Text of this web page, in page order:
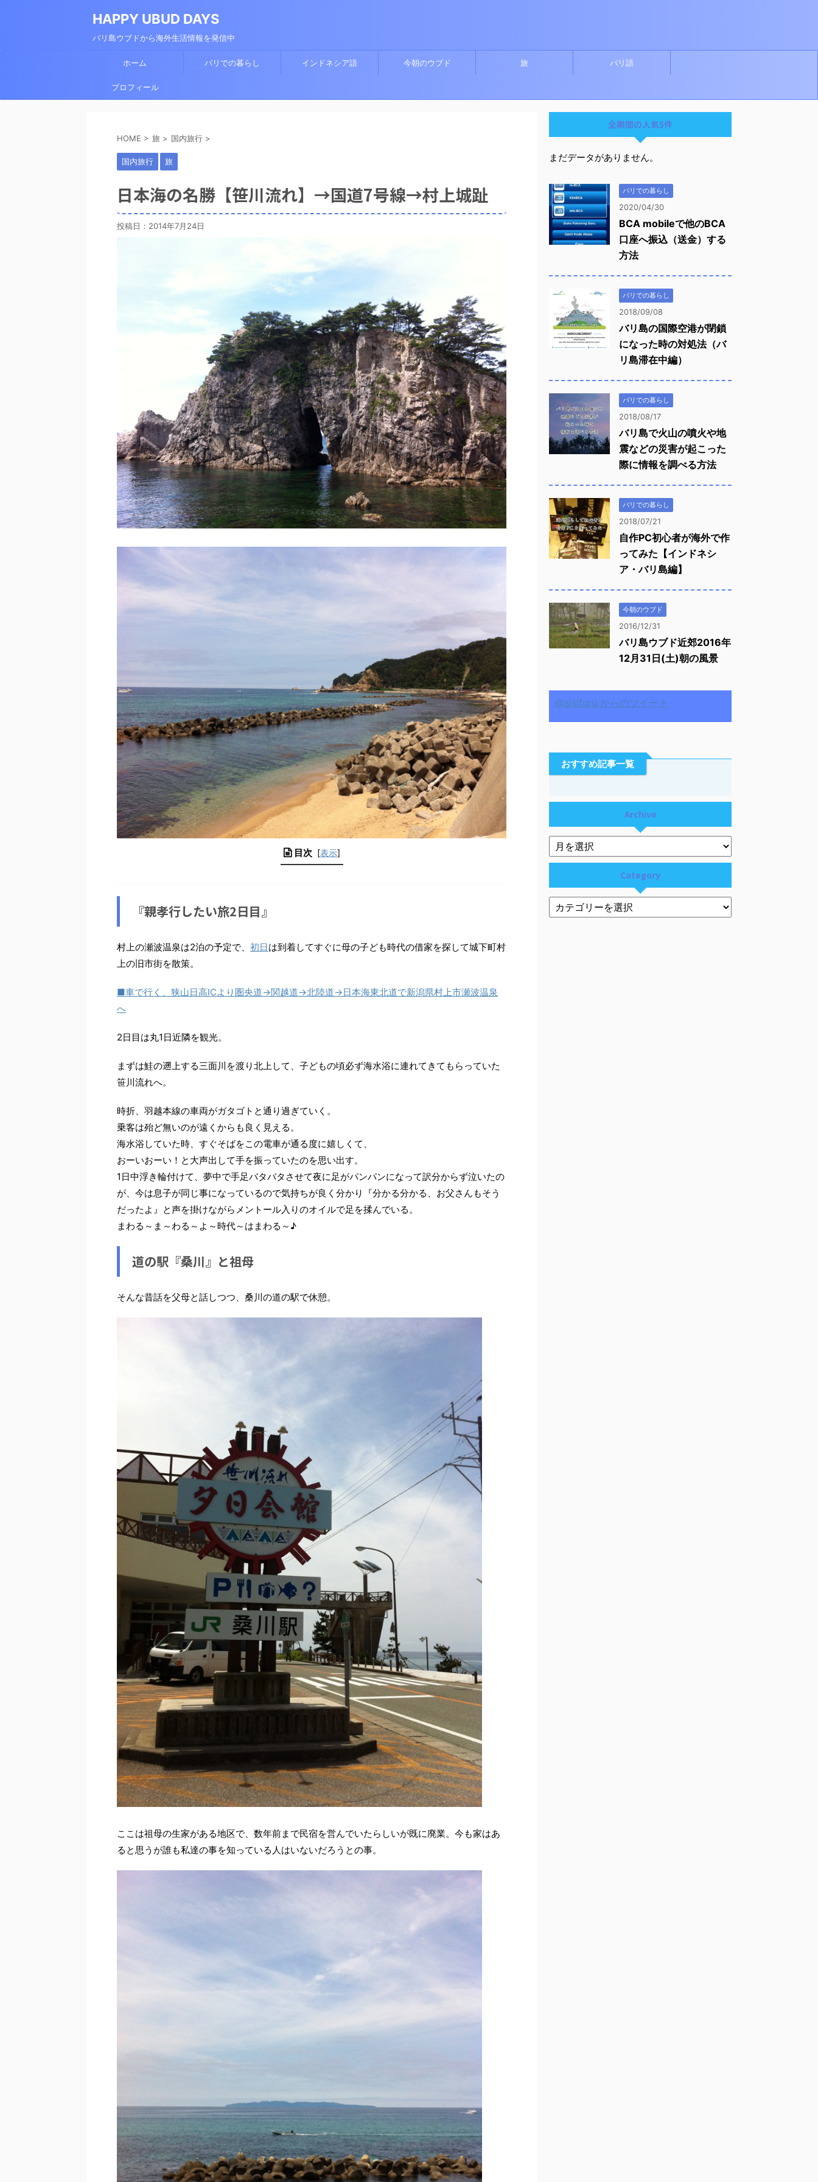
HAPPY UBUD DAYS
バリ島ウブドから海外生活情報を発信中
ホーム バリでの暮らし インドネシア語 今朝のウブド 旅 バリ語
プロフィール
HOME > 旅 > 国内旅行 >
国内旅行 旅
日本海の名勝【笹川流れ】→国道7号線→村上城趾
投稿日： 2014年7月24日
目次 [表示]
『親孝行したい旅2日目』
村上の瀬波温泉は2泊の予定で、 初日は到着してすぐに母の子ども時代の借家を探して城下町村
上の旧市街を散策。
■車で行く、狭山日高ICより圏央道→関越道→北陸道→日本海東北道で新潟県村上市瀬波温泉
へ
2日目は丸1日近隣を観光。
まずは鮭の遡上する三面川を渡り北上して、子どもの頃必ず海水浴に連れてきてもらっていた
笹川流れへ。
時折、羽越本線の車両がガタゴトと通り過ぎていく。
乗客は殆ど無いのが遠くからも良く見える。
海水浴していた時、すぐそばをこの電車が通る度に嬉しくて、
おーいおーい！と大声出して手を振っていたのを思い出す。
1日中浮き輪付けて、夢中で手足バタバタさせて夜に足がパンパンになって訳分からず泣いたの
が、今は息子が同じ事になっているので気持ちが良く分かり『分かる分かる、お父さんもそう
だったよ』と声を掛けながらメントール入りのオイルで足を揉んでいる。
まわる～ま～わる～よ～時代～はまわる～♪
道の駅『桑川』と祖母
そんな昔話を父母と話しつつ、桑川の道の駅で休憩。
ここは祖母の生家がある地区で、数年前まで民宿を営んでいたらしいが既に廃業。今も家はあ
ると思うが誰も私達の事を知っている人はいないだろうとの事。
全期間の人気5件
まだデータがありません。
バリでの暮らし
2020/04/30
BCA mobileで他のBCA
口座へ振込（送金）する
方法
バリでの暮らし
2018/09/08
バリ島の国際空港が閉鎖
になった時の対処法（バ
リ島滞在中編）
バリでの暮らし
2018/08/17
バリ島で火山の噴火や地
震などの災害が起こった
際に情報を調べる方法
バリでの暮らし
2018/07/21
自作PC初心者が海外で作
ってみた【インドネシ
ア・バリ島編】
今朝のウブド
2016/12/31
バリ島ウブド近郊2016年
12月31日(土)朝の風景
@sisifuru からのツイート
おすすめ記事一覧
Archive
Category